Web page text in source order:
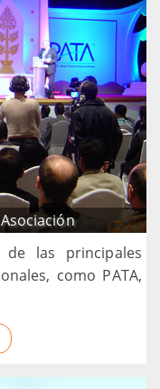
las principales
como PATA,